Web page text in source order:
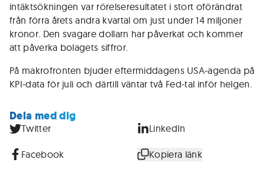
intäktsökningen var rörelseresultatet i stort oförändrat
från förra årets andra kvartal om just under 14 miljoner
kronor. Den svagare dollarn har påverkat och kommer
att påverka bolagets siffror.
På makrofronten bjuder eftermiddagens USA-agenda på
KPI-data för juli och därtill väntar två Fed-tal inför helgen.
Dela med dig
Twitter LinkedIn
Facebook Kopiera länk